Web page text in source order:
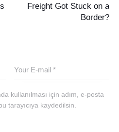
Freight Got Stuck on a
Border?
kullanılması için adım, e-posta
tarayıcıya kaydedilsin.